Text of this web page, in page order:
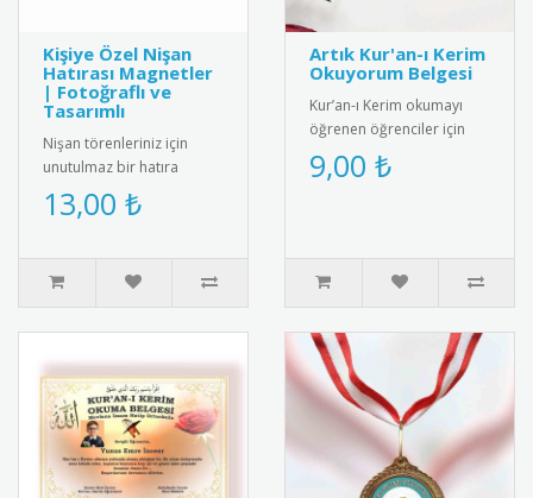
Kişiye Özel Nişan
Hatırası Magnetler
| Fotoğraflı ve
Tasarımlı
Nişan törenleriniz için
unutulmaz bir hatıra
olacak buzdolabı
magnetleri kişiye özel
13,00 ₺
Artık Kur'an-ı Kerim
Okuyorum Belgesi
Kur’an-ı Kerim okumayı
öğrenen öğrenciler için
anlamlı ve şık bir başarı
belgesi. Sınıf içi törenler..
9,00 ₺